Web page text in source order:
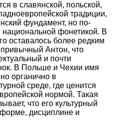
в славянской, польской,
традиции,
фундамент, но по-
фонетикой. В
оставалось более редким
Антон, что
и почти
В Польше и Чехии имя
органично в
среде, где ценится
нормой. Такая
что его культурный
форме, дисциплине и